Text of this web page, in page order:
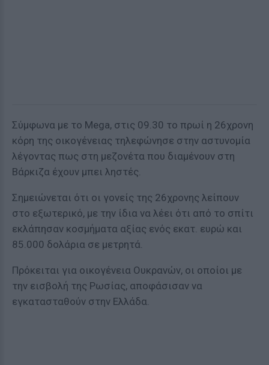
Σύμφωνα με το Mega, στις 09.30 το πρωί η 26χρονη
κόρη της οικογένειας τηλεφώνησε στην αστυνομία
λέγοντας πως στη μεζονέτα που διαμένουν στη
Βάρκιζα έχουν μπει ληστές.
Σημειώνεται ότι οι γονείς της 26χρονης λείπουν
στο εξωτερικό, με την ίδια να λέει ότι από το σπίτι
εκλάπησαν κοσμήματα αξίας ενός εκατ. ευρώ και
85.000 δολάρια σε μετρητά.
Πρόκειται για οικογένεια Ουκρανών, οι οποίοι με
την εισβολή της Ρωσίας, αποφάσισαν να
εγκατασταθούν στην Ελλάδα.